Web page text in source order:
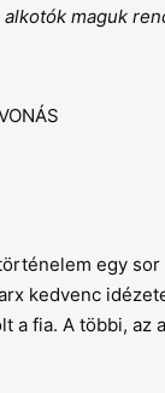
maguk
egy
kedvenc
a fia. A többi,